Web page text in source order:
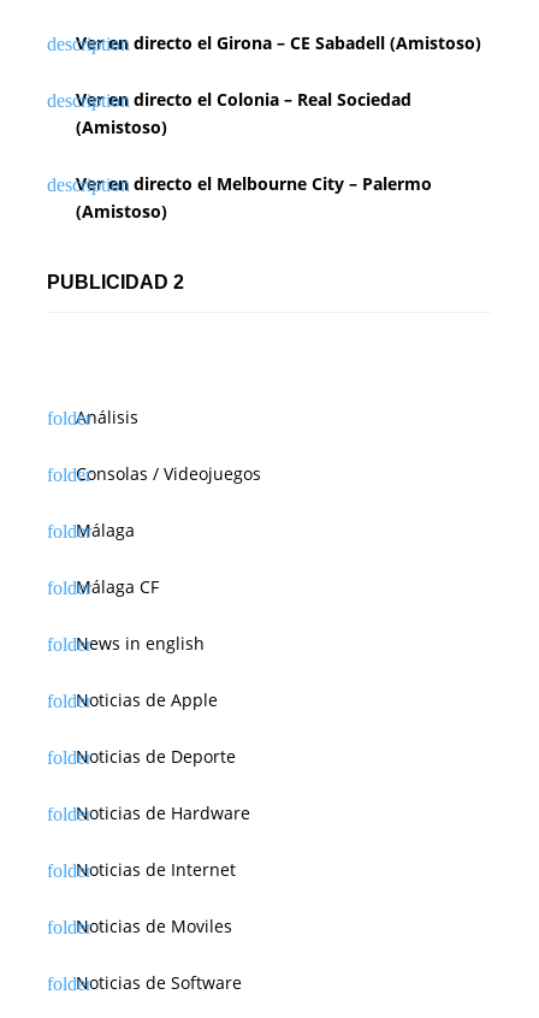
Ver en directo el Girona – CE Sabadell (Amistoso)
Ver en directo el Colonia – Real Sociedad
(Amistoso)
Ver en directo el Melbourne City – Palermo
(Amistoso)
PUBLICIDAD 2
Análisis
Consolas / Videojuegos
Málaga
Málaga CF
News in english
Noticias de Apple
Noticias de Deporte
Noticias de Hardware
Noticias de Internet
Noticias de Moviles
Noticias de Software